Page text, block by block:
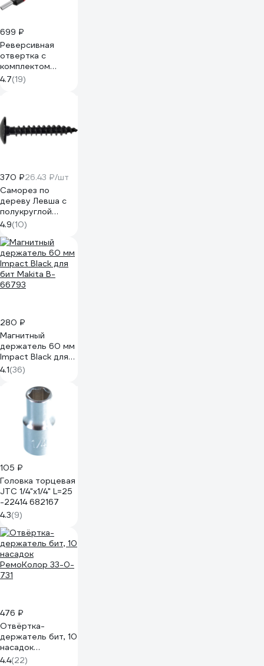
699 ₽
Реверсивная
отвертка с
комплектом
насадок
INTERTOOL 12ед
4.7(19)
370 ₽26.43 ₽/шт
Саморез по
дереву Левша с
полукруглой
головкой 6x40 мм,
ТХ30, 14 шт.,
черный цинк У5-
1520.Ч
4.9(10)
280 ₽
Магнитный
держатель 60 мм
Impact Black для
бит Makita B-
66793
4.1(36)
105 ₽
Головка торцевая
JTC 1/4"х1/4" L=25
-22414 682167
4.3(9)
476 ₽
Отвёртка-
держатель бит, 10
насадок
РемоКолор 33-0-
4.4(22)